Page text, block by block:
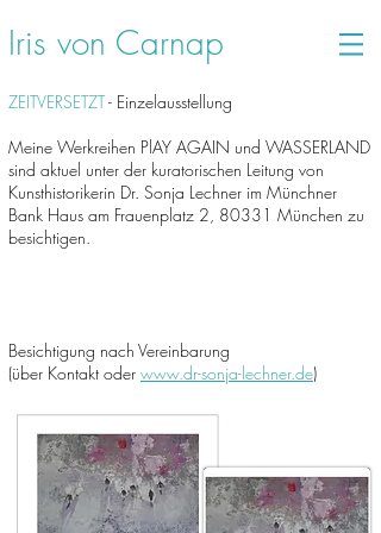
Iris von Carnap
ZEITVERSETZT- Einzelausstellung
Meine Werkreihen PlAY AGAIN und WASSERLAND
sind aktuel unter der kuratorischen Leitung von
Kunsthistorikerin Dr. Sonja Lechner im Münchner
Bank Haus am Frauenplatz 2, 80331 München zu
besichtigen.
Besichtigung nach Vereinbarung
(über Kontakt oder www.dr-sonja-lechner.de)